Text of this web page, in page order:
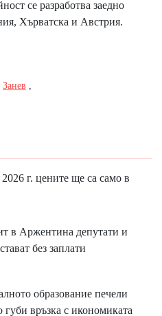
се разработва заедно
Хърватска и Австрия.
Занев
г. цените ще са само в
в Аржентина депутати и
без заплати
образование печели
връзка с икономиката